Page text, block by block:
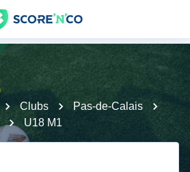
Clubs
Pas-de-Calais
U18 M1